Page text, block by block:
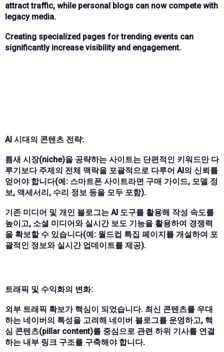
attract traffic, while personal blogs can now compete with
legacy media.
Creating specialized pages for trending events can
significantly increase visibility and engagement.
AI 시대의 콘텐츠 전략:
틈새 시장(niche)을 공략하는 사이트는 단편적인 키워드만 다
루기보다 주제의 전체 맥락을 포괄적으로 다루어 AI의 신뢰를
얻어야 합니다(예: 스마트폰 사이트라면 구매 가이드, 모델 정
보, 액세서리, 수리 정보 등을 모두 포함).
기존 미디어 및 개인 블로그는 AI 도구를 활용해 작성 속도를
높이고, 소셜 미디어와 실시간 보도 기능을 활용하여 경쟁력
을 확보할 수 있습니다(예: 월드컵 특집 페이지를 개설하여 포
괄적인 정보와 실시간 업데이트를 제공).
트래픽 및 수익화의 변화:
외부 트래픽 확보가 핵심이 되었습니다. 최신 콘텐츠를 우대
하는 네이버의 특성을 고려해 네이버 블로그를 운영하고, 핵
심 콘텐츠(pillar content)를 중심으로 관련 하위 기사를 연결
하는 내부 링크 구조를 구축해야 합니다.